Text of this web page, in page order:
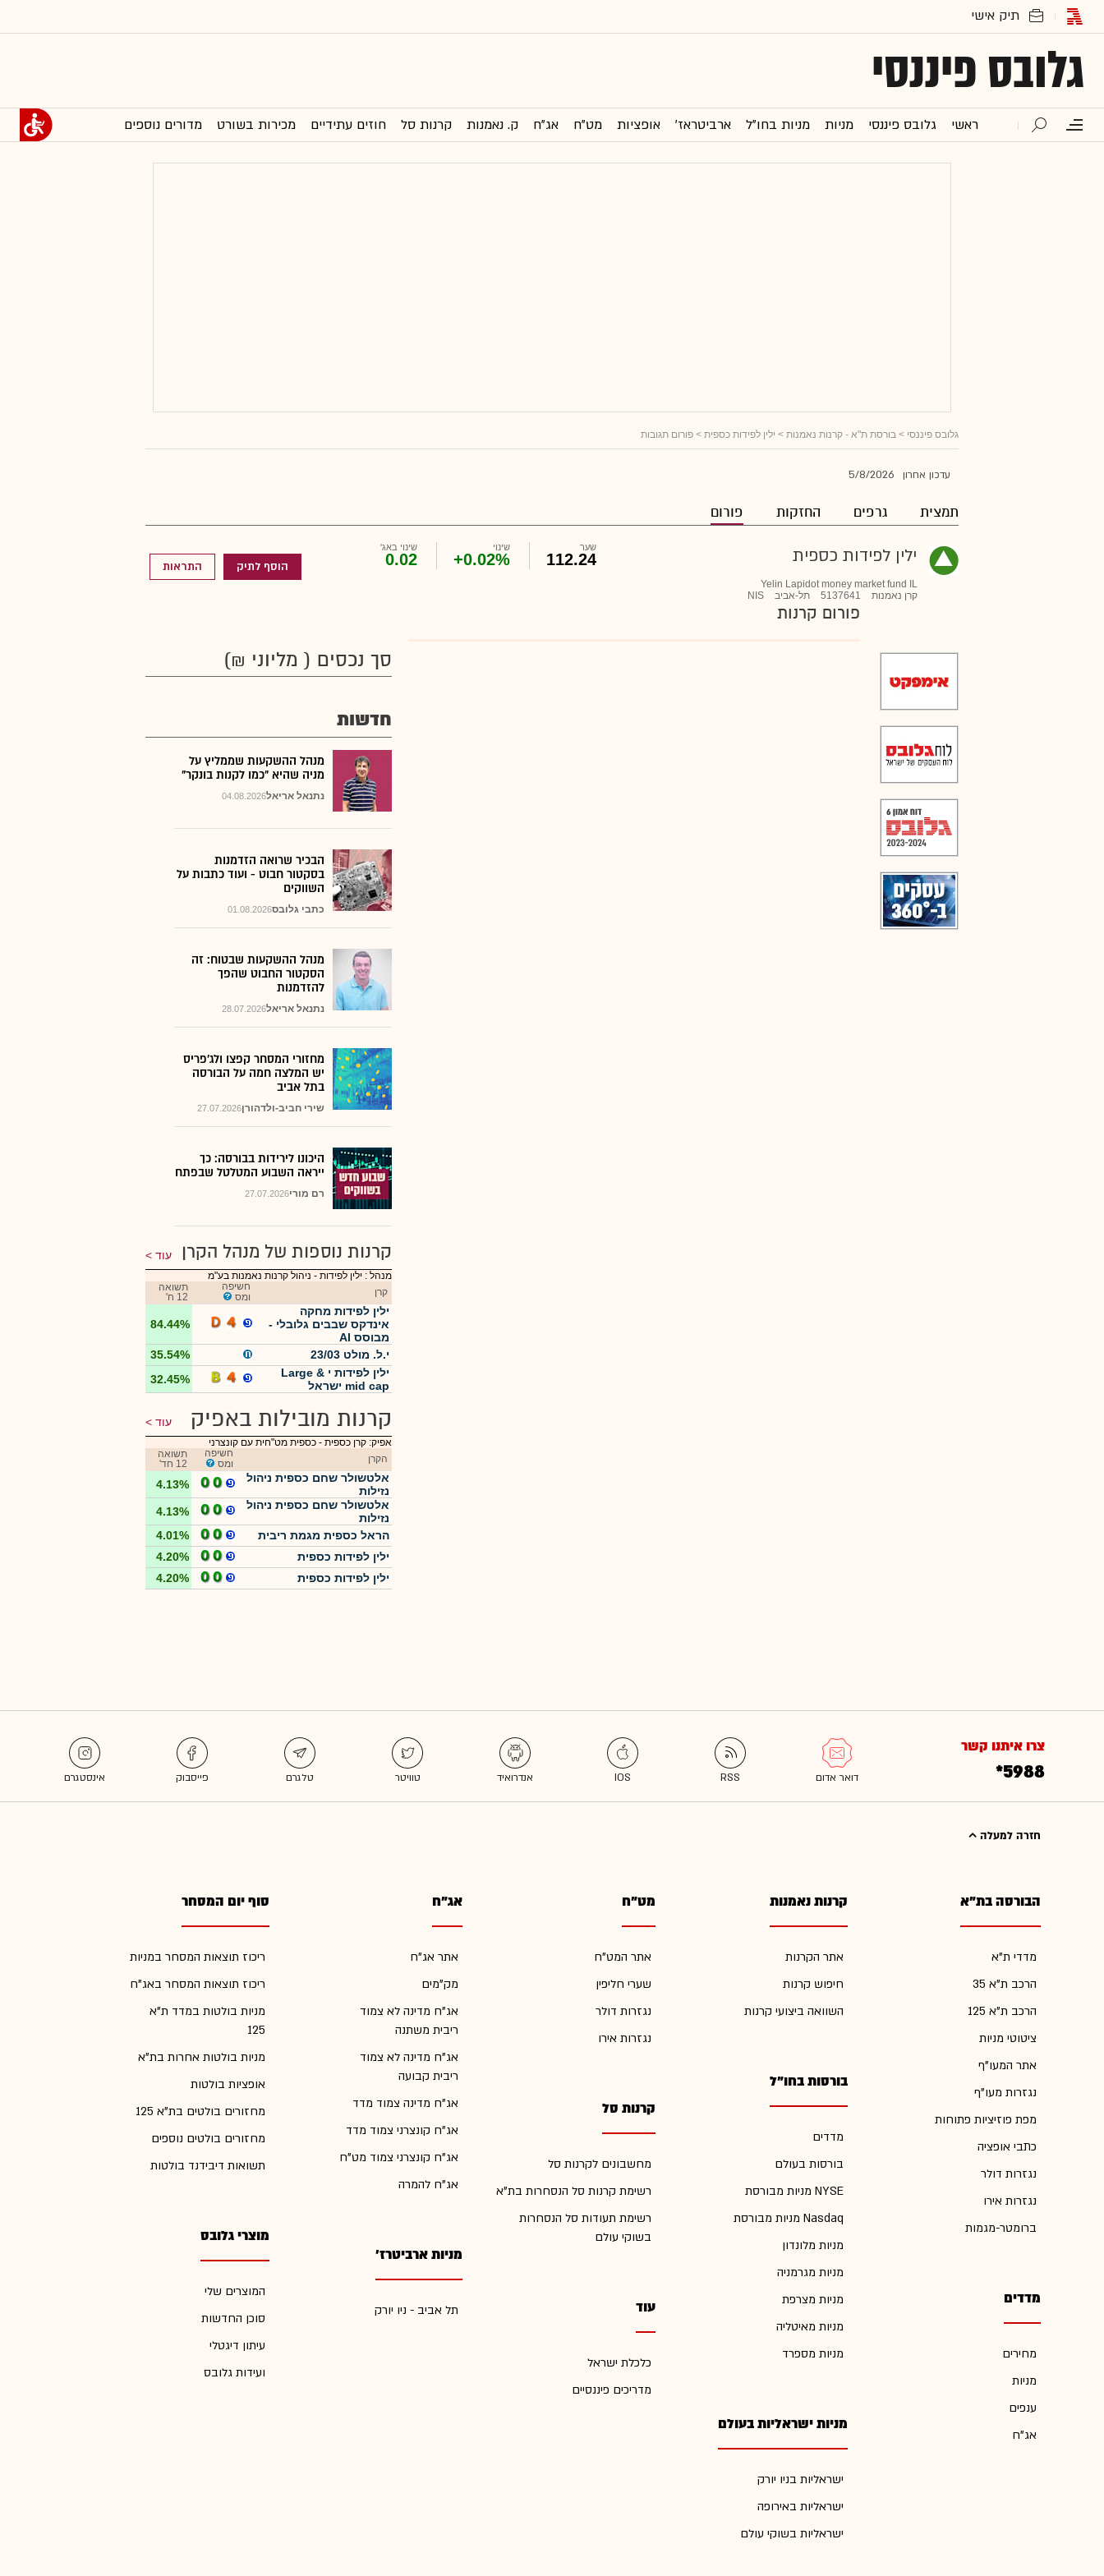
גלובס פיננסי
ראשי גלובס פיננסי מניות מניות בחו"ל ארביטראז' אופציות מט"ח אג"ח ק. נאמנות קרנות סל חוזים עתידיים מכירות בשורט מדורים נוספים
גלובס פיננסי > בורסת ת"א - קרנות נאמנות > ילין לפידות כספית > פורום תגובות
עדכון אחרון 5/8/2026
תמצית גרפים החזקות פורום
ילין לפידות כספית
Yelin Lapidot money market fund IL
קרן נאמנות
5137641 תל-אביב NIS
שער
112.24
שינוי
+0.02%
שינוי באג'
0.02 הוסף לתיק התראות
פורום קרנות
סך נכסים ( מליוני ₪)
חדשות
מנהל ההשקעות שממליץ על
מניה שהיא "כמו לקנות בונקר"
04.08.2026נתנאל אריאל
הבכיר שרואה הזדמנות
בסקטור חבוט - ועוד כתבות על
השווקים
01.08.2026כתבי גלובס
מנהל ההשקעות שבטוח: זה
הסקטור החבוט שהפך
להזדמנות
28.07.2026נתנאל אריאל
מחזורי המסחר קפצו ולג'פריס
יש המלצה חמה על הבורסה
בתל אביב
27.07.2026שירי חביב-ולדהורן
היכונו לירידות בבורסה: כך
ייראה השבוע המטלטל שבפתח
27.07.2026רם מורי
קרנות נוספות של מנהל הקרן עוד
מנהל : ילין לפידות - ניהול קרנות נאמנות בע"מ
קרן
חשיפה
ומס
תשואה
12 ח'
ילין לפידות מחקה
אינדקס שבבים גלובלי -
מבוסס AI
84.44%
י.ל. מולט 23/03
35.54%
ילין לפידות י Large &
mid cap ישראל
32.45%
קרנות מובילות באפיק עוד
אפיק: קרן כספית - כספית מט"חית עם קונצרני
הקרן
חשיפה
ומס
תשואה
12 חד'
אלטשולר שחם כספית ניהול
נזילות
4.13%
אלטשולר שחם כספית ניהול
נזילות
4.13%
הראל כספית מגמת ריבית
4.01%
ילין לפידות כספית
4.20%
ילין לפידות כספית
4.20%
צרו איתנו קשר
*5988
חזרה למעלה
הבורסה בת"א
מדדי ת"א
הרכב ת"א 35
הרכב ת"א 125
ציטוטי מניות
אתר המעו"ף
נגזרות מעו"ף
מפת פוזיציות פתוחות
כתבי אופציה
נגזרות דולר
נגזרות אירו
ברומטר-מגמות
מדדים
מחירים
מניות
ענפים
אג"ח
קרנות נאמנות
אתר הקרנות
חיפוש קרנות
השוואה ביצועי קרנות
בורסות בחו"ל
מדדים
בורסות בעולם
מניות מבורסת NYSE
מניות מבורסת Nasdaq
מניות מלונדון
מניות מגרמניה
מניות מצרפת
מניות מאיטליה
מניות מספרד
מניות ישראליות בעולם
ישראליות בניו יורק
ישראליות באירופה
ישראליות בשוקי עולם
מט"ח
אתר המט"ח
שערי חליפין
נגזרות דולר
נגזרות אירו
קרנות סל
מחשבונים לקרנות סל
רשימת קרנות סל הנסחרות בת"א
רשימת תעודות סל הנסחרות
בשוקי עולם
עוד
כלכלת ישראל
מדריכים פיננסיים
אג"ח
אתר אג"ח
מק"מים
אג"ח מדינה לא צמוד
ריבית משתנה
אג"ח מדינה לא צמוד
ריבית קבועה
אג"ח מדינה צמוד מדד
אג"ח קונצרני צמוד מדד
אג"ח קונצרני צמוד מט"ח
אג"ח להמרה
מניות ארביטרז'
תל אביב - ניו יורק
סוף יום המסחר
ריכוז תוצאות המסחר במניות
ריכוז תוצאות המסחר באג"ח
מניות בולטות במדד ת"א
125
מניות בולטות אחרות בת"א
אופציות בולטות
מחזורים בולטים בת"א 125
מחזורים בולטים נוספים
תשואות דיבידנד בולטות
מוצרי גלובס
המוצרים שלי
סוכן החדשות
עיתון דיגטלי
ועידות גלובס